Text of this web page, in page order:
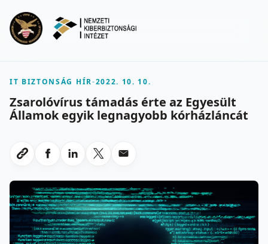
IT BIZTONSÁG HÍR-2022. 10. 10.
Zsarolóvírus támadás érte az Egyesült
Államok egyik legnagyobb kórházláncát
Link masolasa
Megosztas Facebookon
Megosztas LinkedInen
Megosztas X-en
Megosztas emailben